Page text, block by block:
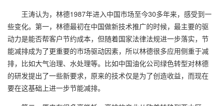
王涛认为，林德1987年进入中国市场至今30多年来，感受到一
些变化。第一，林德最初在中国做新技术推广的时候，最主要的驱
动力是能否帮客户节约成本，但随着国家法律法规进一步落实，节
能减排成为了更重要的市场驱动因素，所以林德很多应用侧重于减
排，比如大气治理、水处理等。比如中国油化公司绿色转型对林德
的研发提出了一些新要求，原来的技术仅是为了创造收益，而现在
要在这基础上进一步节能减排。